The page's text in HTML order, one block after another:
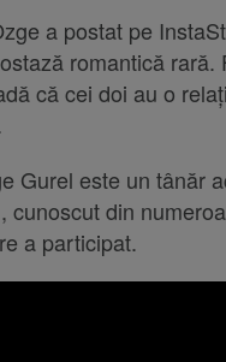
a postat pe
romantică rară.
că cei doi au o
Gurel este un tânăr
cunoscut din
a participat.